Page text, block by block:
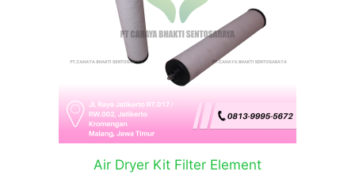
Air Dryer Kit Filter Element